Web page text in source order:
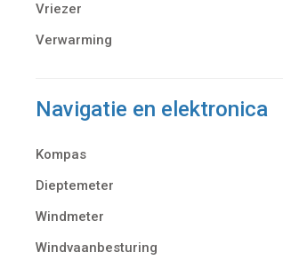
Vriezer
Verwarming
Navigatie en elektronica
Kompas
Dieptemeter
Windmeter
Windvaanbesturing